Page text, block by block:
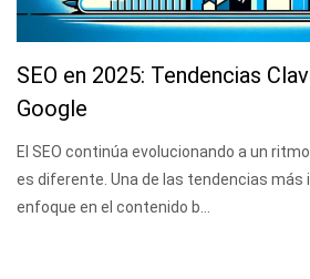
SEO en 2025: Tendencias
Google
El SEO continúa evolucionando a un
es diferente. Una de las tendencias más
enfoque en el contenido b...